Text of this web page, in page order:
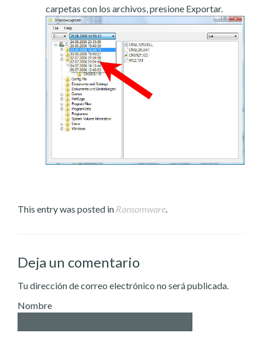
carpetas con los archivos, presione Exportar.
This entry was posted in Ransomware.
Deja un comentario
Tu dirección de correo electrónico no será publicada.
Nombre